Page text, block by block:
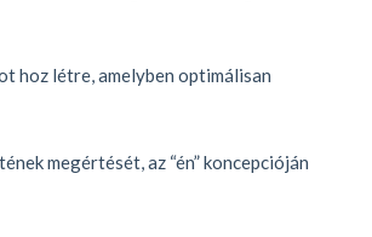
hoz létre, amelyben optimálisan
megértését, az “én” koncepcióján